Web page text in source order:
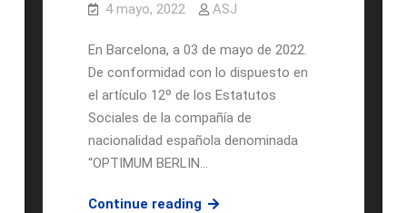
4 mayo, 2022 ASJ
En Barcelona, a 03 de mayo de 2022.
De conformidad con lo dispuesto en
el artículo 12º de los Estatutos
Sociales de la compañía de
nacionalidad española denominada
“OPTIMUM BERLIN…
Continue readingCONVOCATORIA